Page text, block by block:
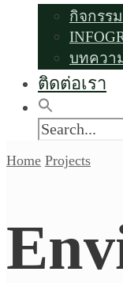
กิจกรรม
บทควา
ติดต่อเรา
Home Projects